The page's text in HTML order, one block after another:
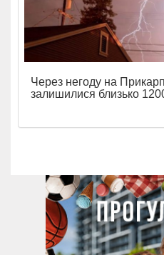
Через негоду на
залишилися близько